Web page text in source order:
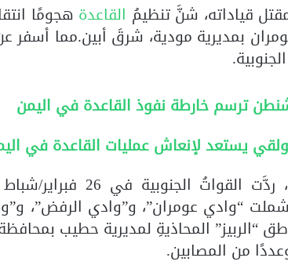
قياداته، شنَّ تنظيمُ القاعدة
بمديرية مودية، شرقَ أبين.مما أسفر
ترسم خارطة نفوذ القاعدة في اليمن
يستعد لإنعاش عمليات القاعدة في
وسريعًا، ردَّت
“وادي عومران”، و”وادي الرفض”،
“الربيز” المحاذيةِ لمديرية حطيب
من المصابين.